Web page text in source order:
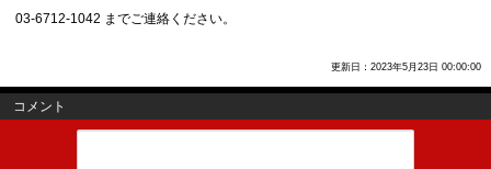
03-6712-1042 までご連絡ください。
更新日：2023年5月23日 00:00:00
コメント